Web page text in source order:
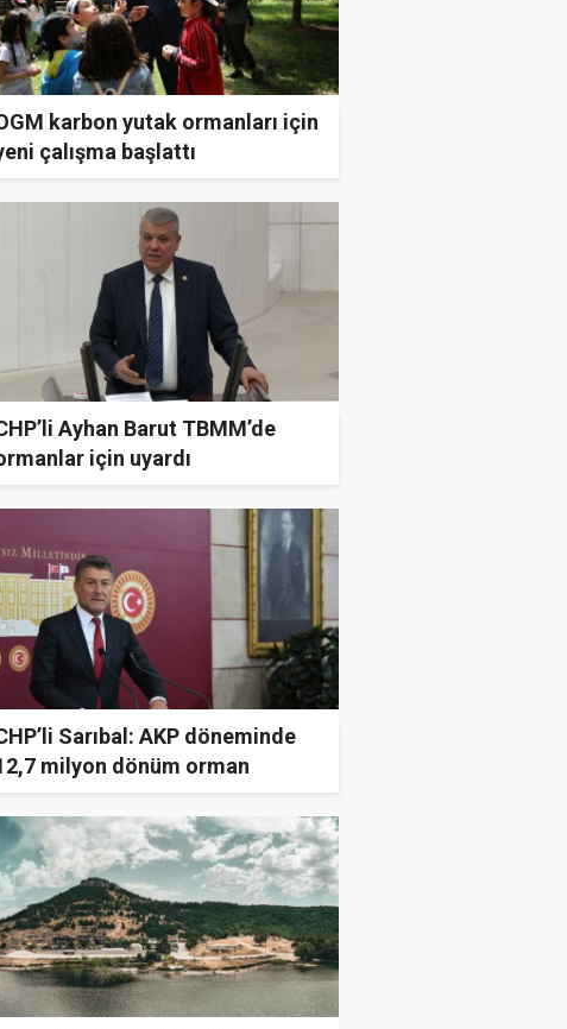
karbon yutak ormanları için
çalışma başlattı
Ayhan Barut TBMM’de
için uyardı
Sarıbal: AKP döneminde
milyon dönüm orman